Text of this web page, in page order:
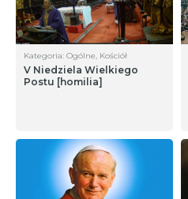
Kategoria: Ogólne, Kościół
V Niedziela Wielkiego
Postu [homilia]